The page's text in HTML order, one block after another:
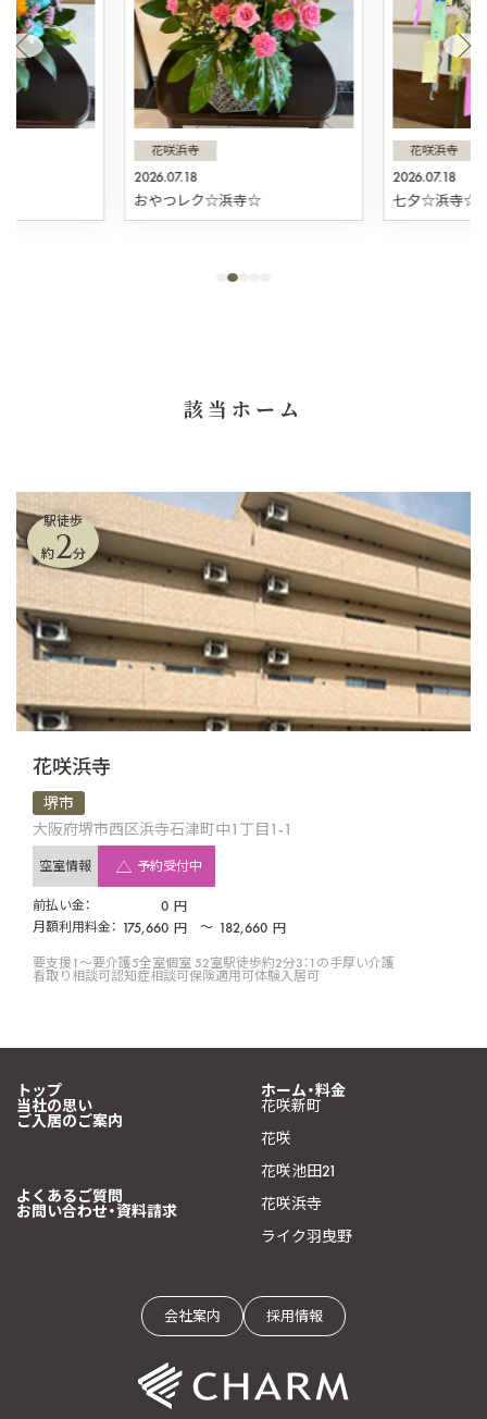
2026.07.18
花咲浜寺
おやつレク☆浜寺☆
2026.07.18
花咲浜寺
七夕☆浜寺☆
該当ホーム
駅徒歩
約2分
花咲浜寺
堺市
大阪府堺市西区浜寺石津町中1丁目1-1
空室情報 予約受付中
前払い金： 0 円
月額利用料金： 175,660 円 〜 182,660 円
要支援1〜要介護5全室個室 52室駅徒歩約2分3：1の手厚い介護
看取り相談可認知症相談可保険適用可体験入居可
トップ
当社の思い
ご入居のご案内
ホーム・料金
花咲新町
花咲
花咲池田21
花咲浜寺
ライク羽曳野
よくあるご質問
お問い合わせ・資料請求
会社案内 採用情報